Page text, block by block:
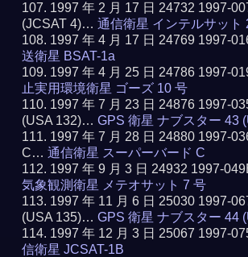
1997 年 2 月 17 日 24732 1997-
(JCSAT 4)…通信衛星 インテルサット
1997 年 4 月 17 日 24769 1997-
送衛星 BSAT-1a
1997 年 4 月 25 日 24786 1997-
止実用環境衛星 ゴーズ 10 号
1997 年 7 月 23 日 24876 1997-
(USA 132)…GPS 衛星 ナブスター 43
1997 年 7 月 28 日 24880 1997-
C…通信衛星 スーパーバード C
1997 年 9 月 3 日 24932 1997-
気象観測衛星 メテオサット 7 号
1997 年 11 月 6 日 25030 1997-
(USA 135)…GPS 衛星 ナブスター 44
1997 年 12 月 3 日 25067 1997-
信衛星 JCSAT-1B